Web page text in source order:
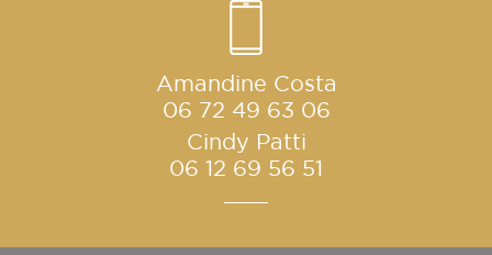
Amandine Costa
06 72 49 63 06
Cindy Patti
06 12 69 56 51